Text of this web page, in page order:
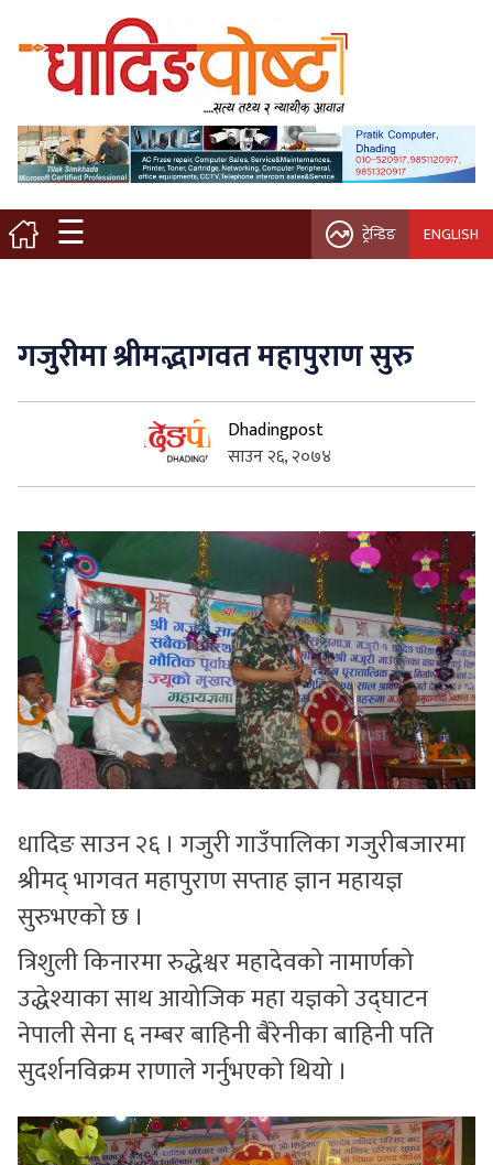
☰
मुख्य पृष्ठ
स्थानीय समाचार
विचार / ब्लग
नगर/गाउँ पालिका
कृषि/सहकारी
प्रवास
सुचनाहरु
स्वास्थ्य
भिडियो
ट्रेन्डिङ ENGLISH
गजुरीमा श्रीमद्भागवत महापुराण सुरु
Dhadingpost
साउन २६, २०७४
धादिङ साउन २६ । गजुरी गाउँपालिका गजुरीबजारमा
श्रीमद् भागवत महापुराण सप्ताह ज्ञान महायज्ञ
सुरुभएको छ ।
त्रिशुली किनारमा रुद्धेश्वर महादेवको नामार्णको
उद्धेश्याका साथ आयोजिक महा यज्ञको उद्घाटन
नेपाली सेना ६ नम्बर बाहिनी बैरेनीका बाहिनी पति
सुदर्शनविक्रम राणाले गर्नुभएको थियो ।